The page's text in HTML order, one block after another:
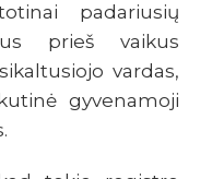
padariusių
prieš vaikus
vardas,
gyvenamoji